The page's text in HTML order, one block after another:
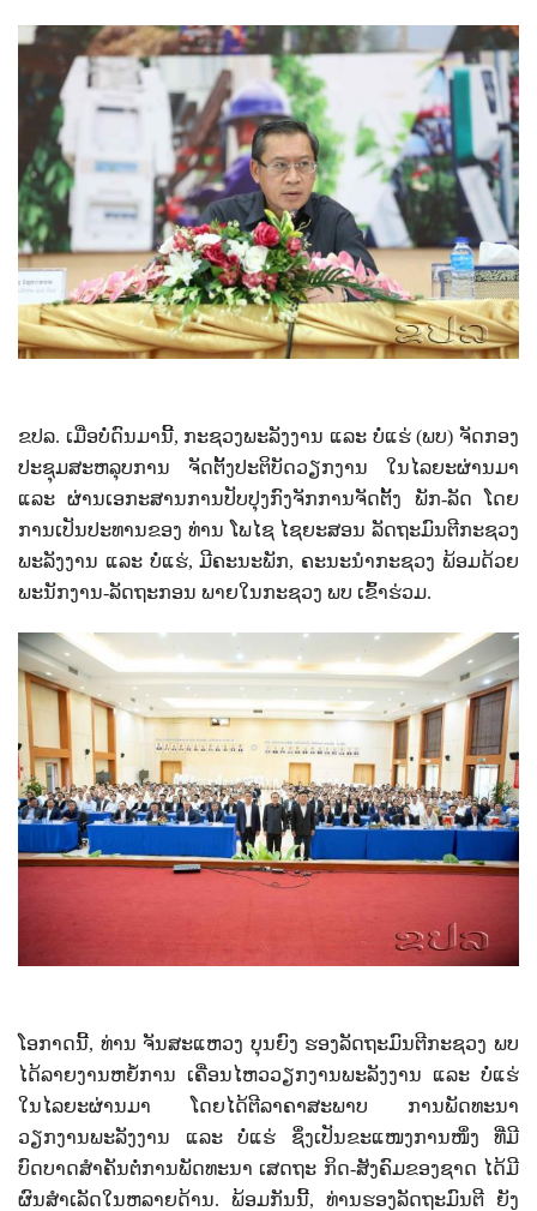
ຂປລ. ​ເມື່ອ​ບໍ່​ດົນ​ມາ​ນີ້, ກະຊວງພະລັງງານ ແລະ ບໍ່ແຮ່ (ພບ) ຈັດກອງ
ປະຊຸມສະຫລຸບການ ຈັດຕັ້ງປະຕິບັດວຽກງານ ໃນໄລຍະຜ່ານມາ
ແລະ ຜ່ານເອກະສານການປັບປຸງກົງຈັກການຈັດຕັ້ງ ພັກ-ລັດ ໂດຍ
ການເປັນປະທານຂອງ ທ່ານ ໂພໄຊ ໄຊຍະສອນ ລັດຖະມົນຕີກະຊວງ
ພະລັງງານ ແລະ ບໍ່ແຮ່,ມີຄະນະພັກ, ຄະນະນຳກະຊວງ ພ້ອມດ້ວຍ
ພະນັກງານ-ລັດຖະກອນ ພາຍໃນກະຊວງ ພບ ເຂົ້າຮ່ວມ.
ໂອກາດນີ້, ທ່ານ ຈັນສະແຫວງ ບຸນຍົງ ຮອງລັດຖະມົນຕີກະຊວງ ພບ
ໄດ້ລາຍງານຫຍໍ້ການ ເຄື່ອນໄຫວວຽກງານພະລັງງານ ແລະ ບໍ່ແຮ່
ໃນໄລຍະຜ່ານມາ ໂດຍໄດ້ຕີລາຄາສະພາບ ການພັດທະນາ
ວຽກງານພະລັງງານ ແລະ ບໍ່ແຮ່ ຊຶ່ງເປັນຂະແໜງການໜຶ່ງ ທີ່ມີ
ບົດບາດສຳຄັນຕໍ່ການພັດທະນາ ເສດຖະ ກິດ-ສັງຄົມຂອງຊາດ ໄດ້ມີ
ຜົນສຳເລັດໃນຫລາຍດ້ານ. ພ້ອມກັນນີ້, ທ່ານຮອງລັດຖະມົນຕີ ຍັງ